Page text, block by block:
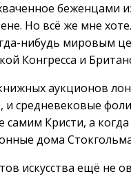
беженцами
Но всё же мне
нибудь мировым
Конгресса и
аукционов
и средневековые
самим Кристи, а
дома
искусства ещё не